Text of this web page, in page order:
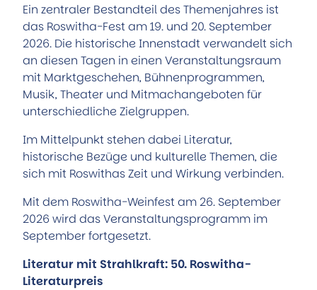
Ein zentraler Bestandteil des Themenjahres ist
das Roswitha-Fest am 19. und 20. September
2026. Die historische Innenstadt verwandelt sich
an diesen Tagen in einen Veranstaltungsraum
mit Marktgeschehen, Bühnenprogrammen,
Musik, Theater und Mitmachangeboten für
unterschiedliche Zielgruppen.
Im Mittelpunkt stehen dabei Literatur,
historische Bezüge und kulturelle Themen, die
sich mit Roswithas Zeit und Wirkung verbinden.
Mit dem Roswitha-Weinfest am 26. September
2026 wird das Veranstaltungsprogramm im
September fortgesetzt.
Literatur mit Strahlkraft: 50. Roswitha-
Literaturpreis